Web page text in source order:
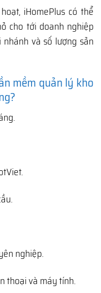
iHomePlus có thể
cho tới doanh nghiệp
và số lượng sản
mềm quản lý kho
nghiệp.
thoại và máy tính.